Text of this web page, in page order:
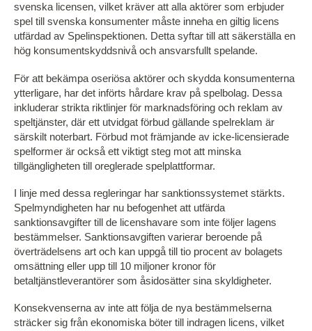
svenska licensen, vilket kräver att alla aktörer som erbjuder
spel till svenska konsumenter måste inneha en giltig licens
utfärdad av Spelinspektionen. Detta syftar till att säkerställa en
hög konsumentskyddsnivå och ansvarsfullt spelande.
För att bekämpa oseriösa aktörer och skydda konsumenterna
ytterligare, har det införts hårdare krav på spelbolag. Dessa
inkluderar strikta riktlinjer för marknadsföring och reklam av
speltjänster, där ett utvidgat förbud gällande spelreklam är
särskilt noterbart. Förbud mot främjande av icke-licensierade
spelformer är också ett viktigt steg mot att minska
tillgängligheten till oreglerade spelplattformar.
I linje med dessa regleringar har sanktionssystemet stärkts.
Spelmyndigheten har nu befogenhet att utfärda
sanktionsavgifter till de licenshavare som inte följer lagens
bestämmelser. Sanktionsavgiften varierar beroende på
överträdelsens art och kan uppgå till tio procent av bolagets
omsättning eller upp till 10 miljoner kronor för
betaltjänstleverantörer som åsidosätter sina skyldigheter.
Konsekvenserna av inte att följa de nya bestämmelserna
sträcker sig från ekonomiska böter till indragen licens, vilket